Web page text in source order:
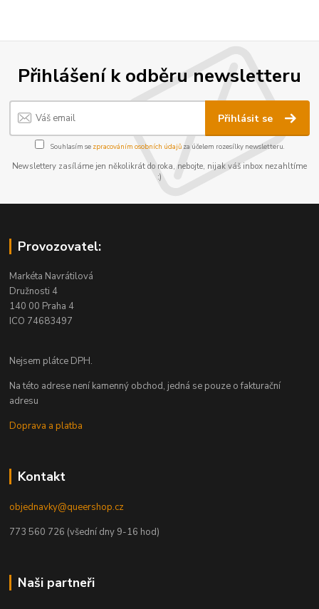
Přihlášení k odběru newsletteru
Přihlásit se
Souhlasím se zpracováním osobních údajůza účelem rozesílky newsletteru.
Newslettery zasíláme jen několikrát do roka, nebojte, nijak váš inbox nezahltíme
:)
Provozovatel:
Markéta Navrátilová
Družnosti 4
140 00 Praha 4
ICO 74683497
Nejsem plátce DPH.
Na této adrese není kamenný obchod, jedná se pouze o fakturační
adresu
Doprava a platba
Kontakt
objednavky@queershop.cz
773 560 726 (všední dny 9-16 hod)
Naši partneři